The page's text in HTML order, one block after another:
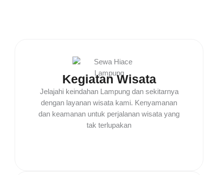
Kegiatan Wisata
Jelajahi keindahan Lampung dan sekitarnya
dengan layanan wisata kami. Kenyamanan
dan keamanan untuk perjalanan wisata yang
tak terlupakan